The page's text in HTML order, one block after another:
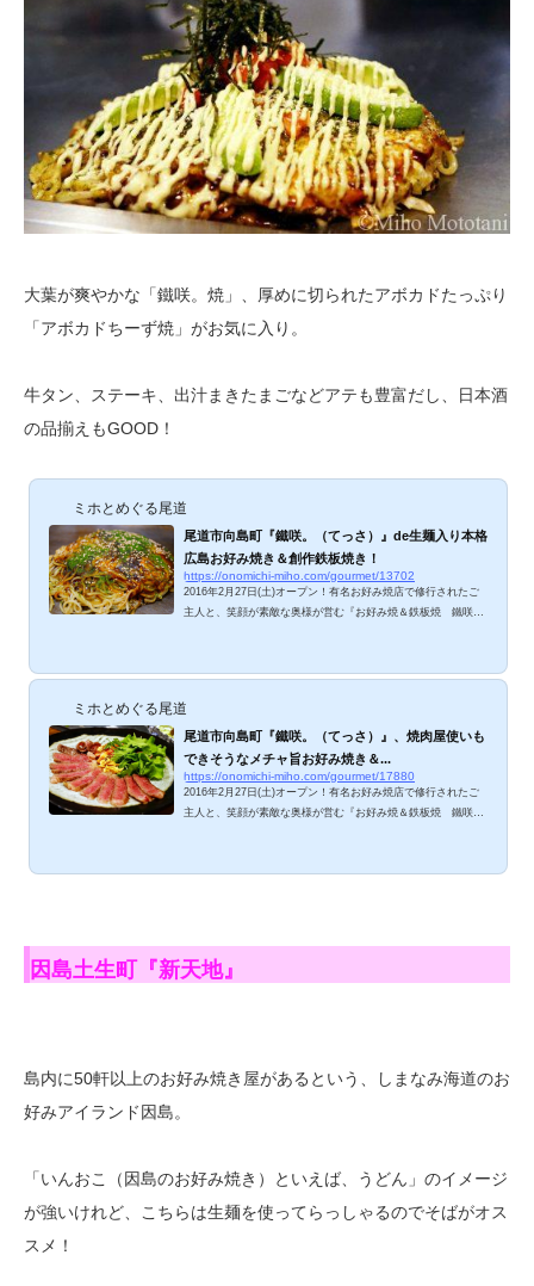
大葉が爽やかな「鐵咲。焼」、厚めに切られたアボカドたっぷり
「アボカドちーず焼」がお気に入り。
牛タン、ステーキ、出汁まきたまごなどアテも豊富だし、日本酒
の品揃えもGOOD！
ミホとめぐる尾道
尾道市向島町『鐵咲。（てっさ）』de生麺入り本格
広島お好み焼き＆創作鉄板焼き！
https://onomichi-miho.com/gourmet/13702
2016年2月27日(土)オープン！有名お好み焼店で修行されたご
主人と、笑顔が素敵な奥様が営む『お好み焼＆鉄板焼 鐵咲。
た。ふんわり蒸されたキャベツと一枚ごとに茹であげる生麺が
ね。 鐵咲。のメニューは？ オススメの「鐵咲。焼」は、肉
玉・そば・いか天・チーズ・大葉入りで1,000円。大葉いいわ
ぁ～。他、海鮮焼、スタミナ焼、さわやかネギマヨ、...
ミホとめぐる尾道
尾道市向島町『鐵咲。（てっさ）』、焼肉屋使いも
できそうなメチャ旨お好み焼き＆...
https://onomichi-miho.com/gourmet/17880
2016年2月27日(土)オープン！有名お好み焼店で修行されたご
主人と、笑顔が素敵な奥様が営む『お好み焼＆鉄板焼 鐵咲。
と海鮮もめっちゃ美味しいお好み焼き店、ご紹介しますね。 鐵
因島土生町『新天地』
島内に50軒以上のお好み焼き屋があるという、しまなみ海道のお
好みアイランド因島。
「いんおこ（因島のお好み焼き）といえば、うどん」のイメージ
が強いけれど、こちらは生麺を使ってらっしゃるのでそばがオス
スメ！